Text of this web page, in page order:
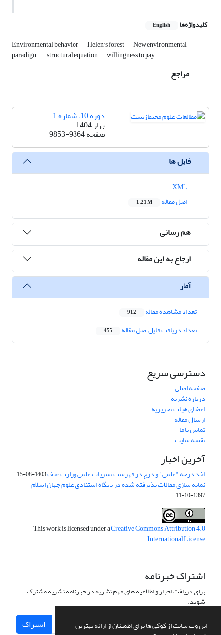
این وب سایت از کوکی ها برای اطمینان از ارائه بهترین
کلیدواژه‌ها English
Environmental behavior Helen's forest New environmental
paradigm structural equation willingness to pay
مراجع
دوره 10، شماره 1
بهار 1404
صفحه9853-9864
فایل ها
اصل مقاله
1.21 M
هم رسانی
ارجاع به این مقاله
آمار
تعداد مشاهده مقاله 912
تعداد دریافت فایل اصل مقاله 455
دسترسی سریع
صفحه اصلی
درباره نشریه
اعضای هیات تحریریه
ارسال مقاله
تماس با ما
نقشه سایت
آخرین اخبار
اخذ درجه "علمی" و درج در فهرست نشریات علمی وزارت عتف1403-08-15
نمایه سازی مقالات پذیرفته شده در پایگاه استنادی علوم جهان اسلام
1397-10-11
This work is licensed under aCreative Commons Attribution 4.0
International License
.
اشتراک خبرنامه
برای دریافت اخبار و اطلاعیه های مهم نشریه در خبرنامه نشریه مشترک
شوید.
اشتراک